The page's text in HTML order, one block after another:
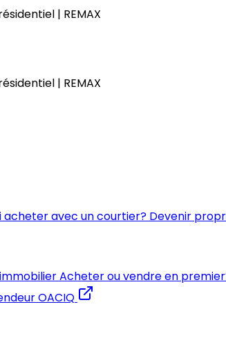
| REMAX
| REMAX
acheter avec un courtier? Devenir
Acheter ou vendre en
OACIQ